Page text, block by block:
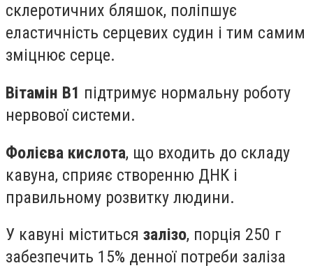
склеротичних бляшок, поліпшує
еластичність серцевих судин і тим самим
зміцнює серце.
Вітамін B1 підтримує нормальну роботу
нервової системи.
Фолієва кислота, що входить до складу
кавуна, сприяє створенню ДНК і
правильному розвитку людини.
У кавуні міститься залізо, порція 250 г
забезпечить 15% денної потреби заліза